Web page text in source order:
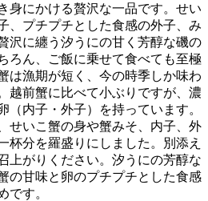
身にかける贅沢な一品です。せい
、プチプチとした食感の外子、み
沢に纏う汐うにの甘く芳醇な磯の
ろん、ご飯に乗せて食べても至極
は漁期が短く、今の時季しか味わ
越前蟹に比べて小ぶりですが、濃
（内子・外子）を持っています。
せいこ蟹の身や蟹みそ、内子、外
杯分を羅盛りにしました。別添え
上がりください。汐うにの芳醇な
の甘味と卵のプチプチとした食感
です。